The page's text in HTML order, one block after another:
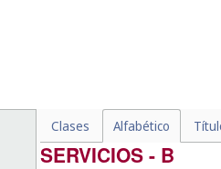
Clases Alfabético
SERVICIOS - B